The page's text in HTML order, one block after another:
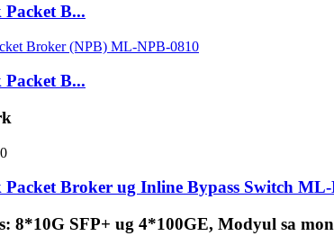
B...
B...
Broker ug Inline Bypass Switch ML-
8*10G SFP+ ug 4*100GE, Modyul sa